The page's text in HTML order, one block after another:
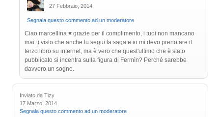
27 Febbraio, 2014
Segnala questo commento ad un moderatore
Ciao marcellina ♥ grazie per il complimento, i tuoi non mancano
mai :) visto che anche tu segui la saga e io mi devo prenotare il
terzo libro su internet, ma è vero che quest'ultimo che è stato
pubblicato si incentra sulla figura di Fermìn? Perché sarebbe
davvero un sogno.
Inviato da Tizy
17 Marzo, 2014
Segnala questo commento ad un moderatore